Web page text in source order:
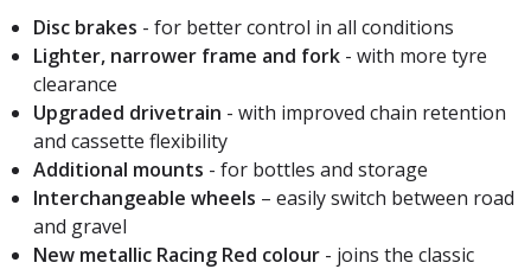
Disc brakes - for better control in all conditions
Lighter, narrower frame and fork - with more tyre
clearance
Upgraded drivetrain - with improved chain retention
and cassette flexibility
Additional mounts - for bottles and storage
Interchangeable wheels – easily switch between road
and gravel
New metallic Racing Red colour - joins the classic